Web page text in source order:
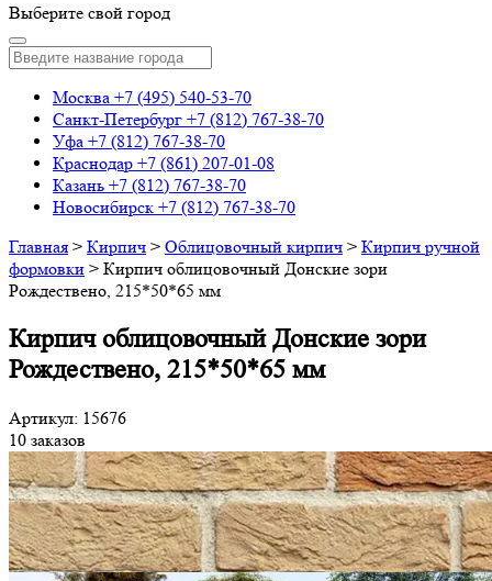
Выберите свой город
Москва +7 (495) 540-53-70
Санкт-Петербург +7 (812) 767-38-70
Уфа +7 (812) 767-38-70
Краснодар +7 (861) 207-01-08
Казань +7 (812) 767-38-70
Новосибирск +7 (812) 767-38-70
Главная > Кирпич > Облицовочный кирпич > Кирпич ручной
формовки > Кирпич облицовочный Донские зори
Рождествено, 215*50*65 мм
Кирпич облицовочный Донские зори
Рождествено, 215*50*65 мм
Артикул: 15676
10 заказов